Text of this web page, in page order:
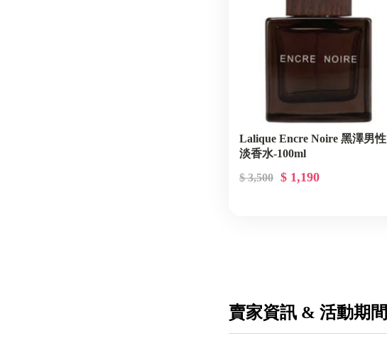
Lalique Encre Noire 黑澤男性
淡香水-100ml
$ 3,500 $ 1,190
賣家資訊 & 活動期間